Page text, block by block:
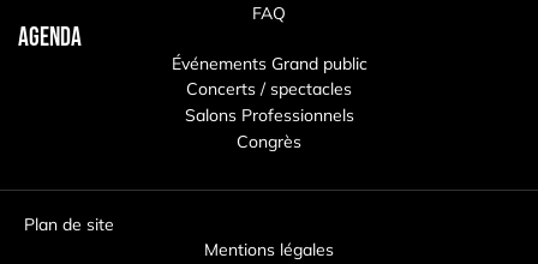
FAQ
Agenda
Événements Grand public
Concerts / spectacles
Salons Professionnels
Congrès
Plan de site
Mentions légales